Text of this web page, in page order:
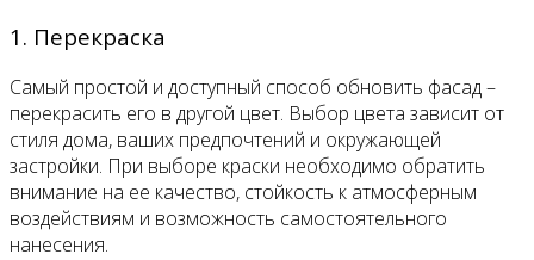
1. Перекраска
Самый простой и доступный способ обновить фасад –
перекрасить его в другой цвет. Выбор цвета зависит от
стиля дома, ваших предпочтений и окружающей
застройки. При выборе краски необходимо обратить
внимание на ее качество, стойкость к атмосферным
воздействиям и возможность самостоятельного
нанесения.